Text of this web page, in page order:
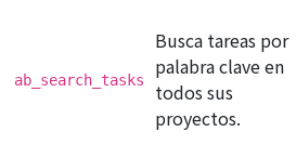
ab_search_tasks
Busca tareas por
palabra clave en
todos sus
proyectos.